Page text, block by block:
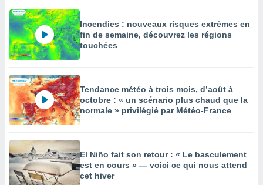
Incendies : nouveaux risques extrêmes en
fin de semaine, découvrez les régions
touchées
Tendance météo à trois mois, d’août à
octobre : « un scénario plus chaud que la
normale » privilégié par Météo-France
El Niño fait son retour : « Le basculement
est en cours » — voici ce qui nous attend
cet hiver